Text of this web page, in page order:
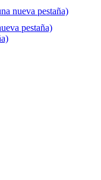
nueva pestaña)
pestaña)